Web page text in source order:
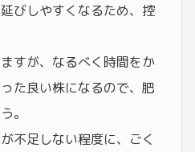
びしやすくなるため、控
すが、なるべく時間をか
た良い株になるので、肥
。
不足しない程度に、ごく